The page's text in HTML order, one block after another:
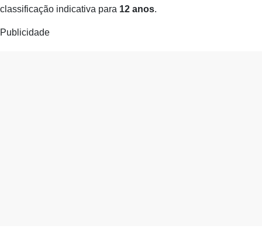
classificação indicativa para 12 anos.
Publicidade